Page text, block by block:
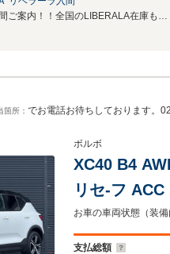
無料電話は24時間ご案内！！全国のLIBERALA在庫も見たい方は一括照会が可能です！
箇所： でお電話お待ちしております。
ボルボ
XC40 B4
リセ-フ ACC LKA BSM 純正ナビ 360°カ
PWシート
バックドア
支払総額